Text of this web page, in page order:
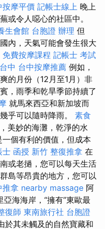
按摩平價 記帳士線上 晚上
或令人噁心的社區中。
生會館 台胞證 辦理 但
內，天氣可能會發生很大
免費按摩課程 記帳士 考試
中 台中按摩推薦 例如，
的月份（12月至1月）非
，雨季和乾旱季節持續了
就馬來西亞和新加坡而
乎可以隨時降雨。 素食
美妙的海灘，乾淨的水
個有利的價值，但成本
士 函授 新竹 整復推拿 在
或老撾，您可以每天生活
島等昂貴的地方，您可以
推拿 nearby massage 阿
海海岸，“擁有”東歐最
復師 東南旅行社 台胞證
於其未觸及的自然寶藏和